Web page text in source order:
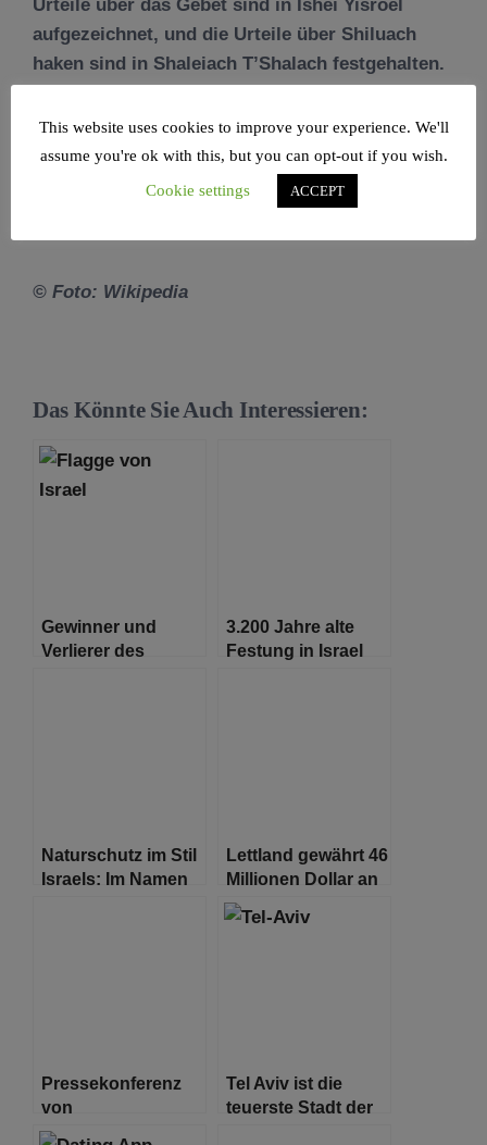
Urteile über das Gebet sind in Ishei Yisroel
aufgezeichnet, und die Urteile über Shiluach
haken sind in Shaleiach T’Shalach festgehalten.
© Foto: Wikipedia
Das Könnte Sie Auch Interessieren:
Gewinner und
Verlierer des
3.200 Jahre alte
Festung in Israel
Naturschutz im Stil
Israels: Im Namen
Lettland gewährt 46
Millionen Dollar an
Holocaust-
Restitution,
Pressekonferenz
von
Bundeskanzlerin
Tel Aviv ist die
teuerste Stadt der
This website uses cookies to improve your experience. We'll
assume you're ok with this, but you can opt-out if you wish.
Cookie settings
ACCEPT